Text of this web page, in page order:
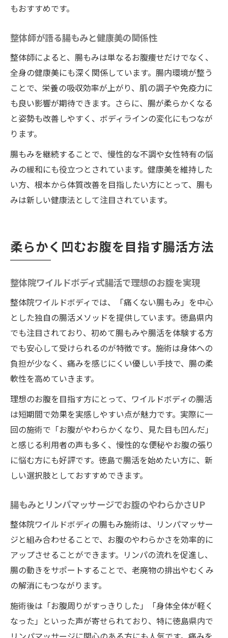
もおすすめです。
整体師が語る腸もみと健康美の関係性
整体師によると、腸もみは単なるお腹痩せだけでなく、
全身の健康美にも深く関係しています。腸内環境が整う
ことで、栄養の吸収効率が上がり、肌の調子や免疫力に
も良い影響が期待できます。さらに、腸が柔らかくなる
と姿勢も改善しやすく、ボディラインの変化にもつなが
ります。
腸もみを継続することで、慢性的な不調や女性特有の悩
みの緩和にも役立つとされています。健康美を維持した
い方、根本から体質改善を目指したい方にとって、腸も
みは新しい健康法として注目されています。
柔らかく凹むお腹を目指す腸活方法
整体院ワイルドボディ式腸活で理想のお腹を実現
整体院ワイルドボディでは、「痛くない腸もみ」を中心
とした独自の腸活メソッドを提供しています。徳島県内
でも注目されており、初めて腸もみや腸活を体験する方
でも安心して受けられるのが特徴です。施術は身体への
負担が少なく、痛みを感じにくい優しい手技で、腸の柔
軟性を高めていきます。
理想のお腹を目指す方にとって、ワイルドボディの腸活
は短期間で効果を実感しやすい点が魅力です。実際に一
回の施術で「お腹がやわらかくなり、見た目も凹んだ」
と感じる利用者の声も多く、慢性的な便秘やお腹の張り
に悩む方にも好評です。徳島で腸活を始めたい方に、新
しい選択肢としておすすめできます。
腸もみとリンパマッサージでお腹のやわらかさUP
整体院ワイルドボディの腸もみ施術は、リンパマッサー
ジと組み合わせることで、お腹のやわらかさを効率的に
アップさせることができます。リンパの流れを促進し、
腸の動きをサポートすることで、老廃物の排出やむくみ
の解消にもつながります。
施術後は「お腹周りがすっきりした」「身体全体が軽く
なった」といった声が寄せられており、特に徳島県内で